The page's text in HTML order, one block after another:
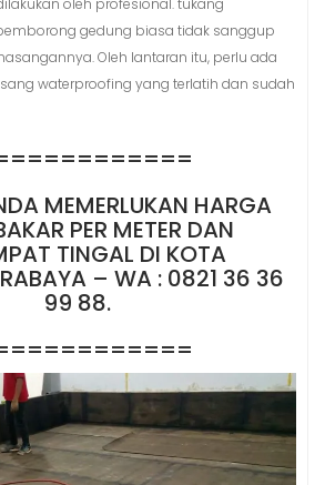
oleh profesional. tukang
gedung biasa tidak sanggup
Oleh lantaran itu, perlu ada
waterproofing yang terlatih dan sudah
MEMERLUKAN HARGA
PER METER DAN
TINGAL DI KOTA
– WA : 0821 36 36
99 88.